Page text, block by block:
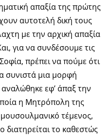
απαξία της πρώτης
αυτοτελή δική τους
με την αρχική απαξία
για να συνδέσουμε τις
πρέπει να πούμε ότι
συνιστά μια μορφή
εφ’ άπαξ την
η Μητρόπολη της
τέμενος,
το καθεστώς